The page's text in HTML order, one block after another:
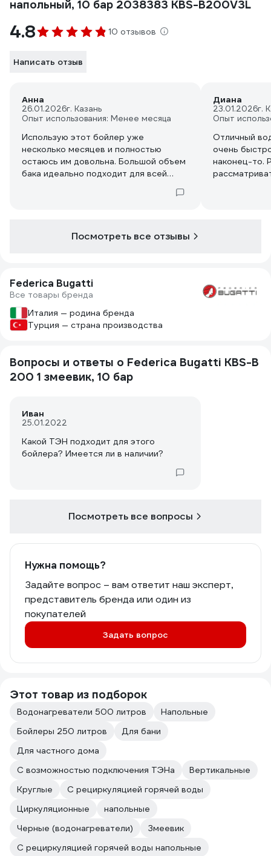
напольный, 10 бар 2038383 KBS-B200V3L
4.8 10 отзывов
Написать отзыв
Анна
26.01.2026г. Казань
Опыт использования: Менее месяца
Использую этот бойлер уже
несколько месяцев и полностью
остаюсь им довольна. Большой объем
бака идеально подходит для всей
обеспечивает быстрый нагрев воды и
хорошо вписывается в интерьер
Диана
23.01.2026г.
Опыт
Отличный
очень
наконец-то.
Посмотреть все отзывы
Federica Bugatti
Все товары бренда
Италия — родина бренда
Турция — страна производства
Вопросы и ответы о Federica Bugatti KBS-B
200 1 змеевик, 10 бар
Иван
25.01.2022
Какой ТЭН подходит для этого
бойлера? Имеется ли в наличии?
Посмотреть все вопросы
Нужна помощь?
Задайте вопрос – вам ответит наш эксперт,
представитель бренда или один из
покупателей
Задать вопрос
Этот товар из подборок
Водонагреватели 500 литров
Напольные
Бойлеры 250 литров
Для бани
Для частного дома
С возможностью подключения ТЭНа
Вертикальные
Круглые
С рециркуляцией горячей воды
Циркуляционные
напольные
Черные (водонагреватели)
Змеевик
С рециркуляцией горячей воды напольные